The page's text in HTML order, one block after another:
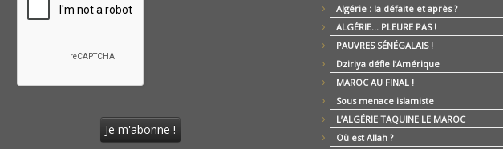
Algérie : la défaite et après ?
ALGÉRIE… PLEURE PAS !
PAUVRES SÉNÉGALAIS !
Dziriya défie l’Amérique
MAROC AU FINAL !
Sous menace islamiste
L’ALGÉRIE TAQUINE LE MAROC
Où est Allah ?